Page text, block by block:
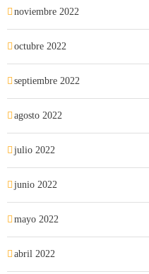
noviembre 2022
octubre 2022
septiembre 2022
agosto 2022
julio 2022
junio 2022
mayo 2022
abril 2022